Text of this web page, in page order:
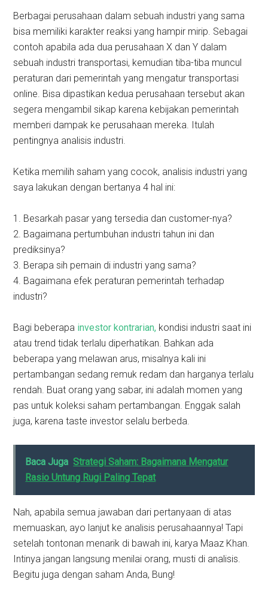
Berbagai perusahaan dalam sebuah industri yang sama
bisa memiliki karakter reaksi yang hampir mirip. Sebagai
contoh apabila ada dua perusahaan X dan Y dalam
sebuah industri transportasi, kemudian tiba-tiba muncul
peraturan dari pemerintah yang mengatur transportasi
online. Bisa dipastikan kedua perusahaan tersebut akan
segera mengambil sikap karena kebijakan pemerintah
memberi dampak ke perusahaan mereka. Itulah
pentingnya analisis industri.
Ketika memilih saham yang cocok, analisis industri yang
saya lakukan dengan bertanya 4 hal ini:
1. Besarkah pasar yang tersedia dan customer-nya?
2. Bagaimana pertumbuhan industri tahun ini dan
prediksinya?
3. Berapa sih pemain di industri yang sama?
4. Bagaimana efek peraturan pemerintah terhadap
industri?
Bagi beberapa investor kontrarian, kondisi industri saat ini
atau trend tidak terlalu diperhatikan. Bahkan ada
beberapa yang melawan arus, misalnya kali ini
pertambangan sedang remuk redam dan harganya terlalu
rendah. Buat orang yang sabar, ini adalah momen yang
pas untuk koleksi saham pertambangan. Enggak salah
juga, karena taste investor selalu berbeda.
Baca Juga Strategi Saham: Bagaimana Mengatur
Rasio Untung Rugi Paling Tepat
Nah, apabila semua jawaban dari pertanyaan di atas
memuaskan, ayo lanjut ke analisis perusahaannya! Tapi
setelah tontonan menarik di bawah ini, karya Maaz Khan.
Intinya jangan langsung menilai orang, musti di analisis.
Begitu juga dengan saham Anda, Bung!